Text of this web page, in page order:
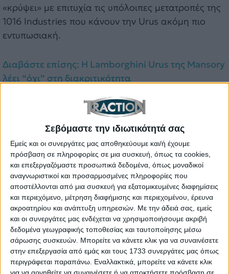
Σεβόμαστε την ιδιωτικότητά σας
Εμείς και οι συνεργάτες μας αποθηκεύουμε και/ή έχουμε
πρόσβαση σε πληροφορίες σε μια συσκευή, όπως τα cookies,
και επεξεργαζόμαστε προσωπικά δεδομένα, όπως μοναδικοί
αναγνωριστικοί και προσαρμοσμένες πληροφορίες που
αποστέλλονται από μια συσκευή για εξατομικευμένες διαφημίσεις
και περιεχόμενο, μέτρηση διαφήμισης και περιεχομένου, έρευνα
ακροατηρίου και ανάπτυξη υπηρεσιών. Με την άδειά σας, εμείς
και οι συνεργάτες μας ενδέχεται να χρησιμοποιήσουμε ακριβή
δεδομένα γεωγραφικής τοποθεσίας και ταυτοποίησης μέσω
σάρωσης συσκευών. Μπορείτε να κάνετε κλικ για να συναινέσετε
στην επεξεργασία από εμάς και τους 1733 συνεργάτες μας όπως
περιγράφεται παραπάνω. Εναλλακτικά, μπορείτε να κάνετε κλικ
για να αρνηθείτε να συναινέσετε ή να αποκτήσετε πρόσβαση σε
«κρύψει» με επιτυχία τις υπόλοιπες μετατροπές της
1016 Industries που κάνουν την Urus ακόμη πιο
εντυπωσιακή.
Διαβάστε επίσης: H Lamborghini Urus της Mansory
λέει “όχι” στη διακριτικότητα
Κατασκευασμένο από ανθρακονήματα το wide
body kit της αμερικάνικης εταιρείας περιλαμβάνει
προσθήκες στον εμπρός και τον πίσω
προφυλακτήρας, νέα «φρύδια» για τους θόλους των
τροχών αλλά και νέες αεροδυναμικές ποδιές.
Αλλαγές παρατηρούνται και στο καπό, το οποίο
έχει περισσότερα ανοίγματα και μοιάζει να είναι
επίσης κατασκευασμένο από carbon, ενώ η
εξωτερική εικόνα ολοκληρώνεται από τις
διαφορετικές ζάντες αλουμινίου σε μαύρο
γυαλιστερό φινίρισμα.
Η 1016 Industries δυστυχώς δεν δίνει εικόνα από το